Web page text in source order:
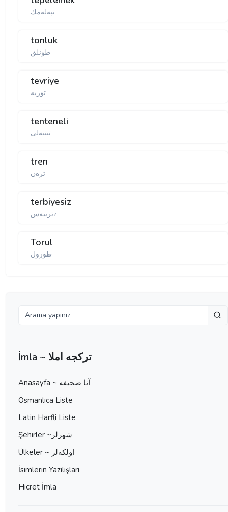
تپه‌له‌مك
tonluk
طونلق
tevriye
tenteneli
تنتنه‌لی
tren
تره‌ن
terbiyesiz
تربیه‌سz
Torul
طورول
İmla ~ تركجه املا
Anasayfa ~ آنا صحيفه
Osmanlıca Liste
Latin Harfli Liste
Şehirler ~شهرلر
Ülkeler ~ اولكه‌لر
İsimlerin Yazılışları
Hicret İmla